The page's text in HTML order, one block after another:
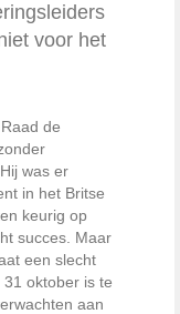
voor het
de
was er
in het Britse
keurig op
succes. Maar
een slecht
oktober is te
aan